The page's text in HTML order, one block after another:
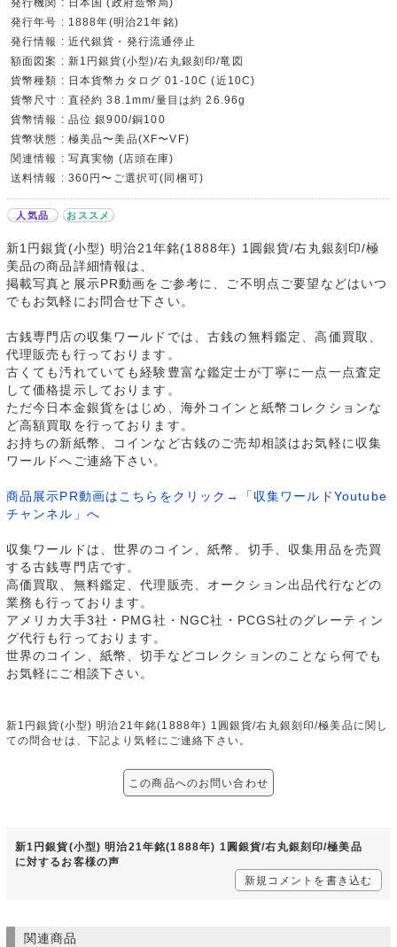
発行機関 : 日本国 (政府造幣局)
発行年号 : 1888年(明治21年銘)
発行情報 : 近代銀貨・発行流通停止
額面図案 : 新1円銀貨(小型)/右丸銀刻印/竜図
貨幣種類 : 日本貨幣カタログ 01-10C (近10C)
貨幣尺寸 : 直径約 38.1mm/量目は約 26.96g
貨幣情報 : 品位 銀900/銅100
貨幣状態 : 極美品〜美品(XF〜VF)
関連情報 : 写真実物 (店頭在庫)
送料情報 : 360円〜ご選択可(同梱可)
人気品 おススメ
新1円銀貨(小型) 明治21年銘(1888年) 1圓銀貨/右丸銀刻印/極
美品の商品詳細情報は、
掲載写真と展示PR動画をご参考に、ご不明点ご要望などはいつ
でもお気軽にお問合せ下さい。
古銭専門店の収集ワールドでは、古銭の無料鑑定、高価買取、
代理販売も行っております。
古くても汚れていても経験豊富な鑑定士が丁寧に一点一点査定
して価格提示しております。
ただ今日本金銀貨をはじめ、海外コインと紙幣コレクションな
ど高額買取を行っております。
お持ちの新紙幣、コインなど古銭のご売却相談はお気軽に収集
ワールドへご連絡下さい。
商品展示PR動画はこちらをクリック→「収集ワールドYoutube
チャンネル」へ
収集ワールドは、世界のコイン、紙幣、切手、収集用品を売買
する古銭専門店です。
高価買取、無料鑑定、代理販売、オークション出品代行などの
業務も行っております。
アメリカ大手3社・PMG社・NGC社・PCGS社のグレーティン
グ代行も行っております。
世界のコイン、紙幣、切手などコレクションのことなら何でも
お気軽にご相談下さい。
新1円銀貨(小型) 明治21年銘(1888年) 1圓銀貨/右丸銀刻印/極美品に関し
ての問合せは、下記より気軽にご連絡下さい。
この商品へのお問い合わせ
新1円銀貨(小型) 明治21年銘(1888年) 1圓銀貨/右丸銀刻印/極美品
に対するお客様の声
新規コメントを書き込む
関連商品